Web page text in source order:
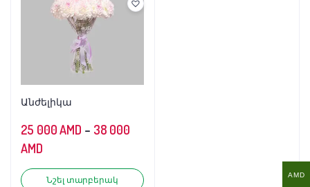
Անժելիկա
25 000AMD – 38 000
AMD
Նշել տարբերակ AMD